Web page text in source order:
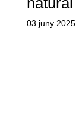
03 juny 2025